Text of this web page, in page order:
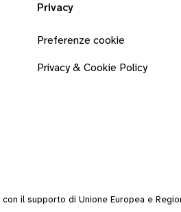
Privacy
Preferenze cookie
Privacy & Cookie Policy
il supporto di Unione Europea e